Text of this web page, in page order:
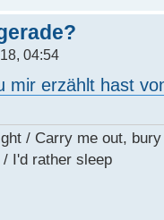
04:54
mir erzählt hast
/ Carry me out,
I'd rather sleep